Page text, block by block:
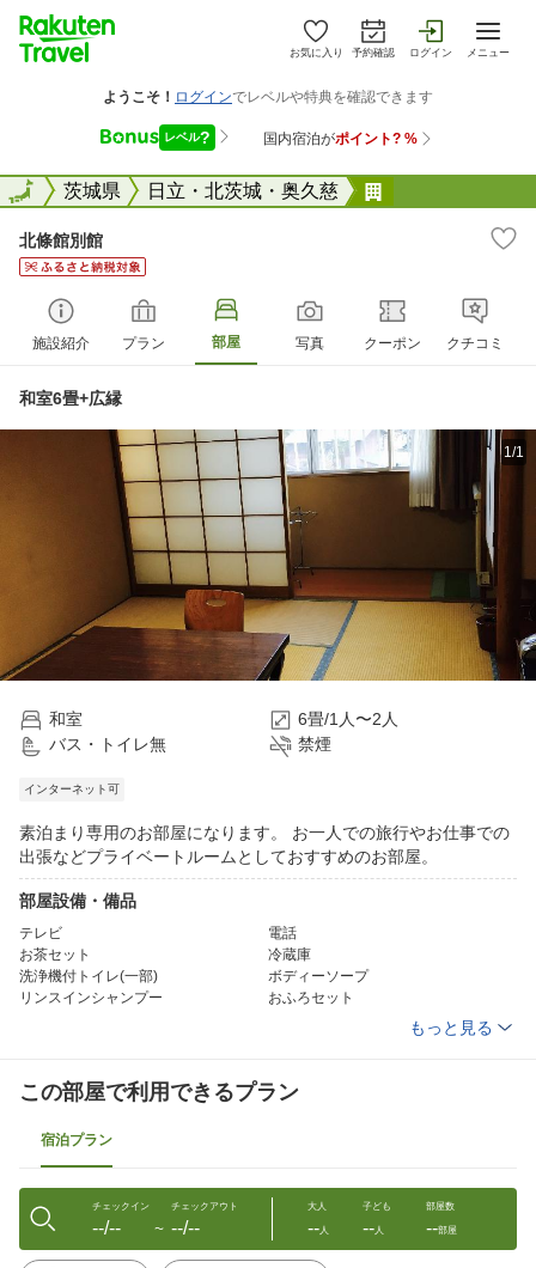
お気に入り 予約確認 ログイン メニュー
全国茨城県 日立・北茨城・奥久慈
全国
北條館別館
施設紹介 プラン 部屋 写真 クーポン クチコミ
和室6畳+広縁
1/1
和室
6畳/1人〜2人
バス・トイレ無
禁煙
インターネット可
素泊まり専用のお部屋になります。 お一人での旅行やお仕事での
出張などプライベートルームとしておすすめのお部屋。
部屋設備・備品
テレビ
電話
お茶セット
冷蔵庫
洗浄機付トイレ(一部)
ボディーソープ
リンスインシャンプー
おふろセット
もっと見る
この部屋で利用できるプラン
宿泊プラン
チェックイン
--/-- 〜
チェックアウト
--/--
大人
--人
子ども
-- 人
部屋数
--部屋